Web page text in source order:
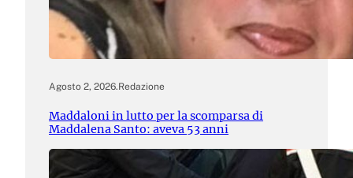
Agosto 2, 2026.Redazione
Maddaloni in lutto per la scomparsa di
Maddalena Santo: aveva 53 anni